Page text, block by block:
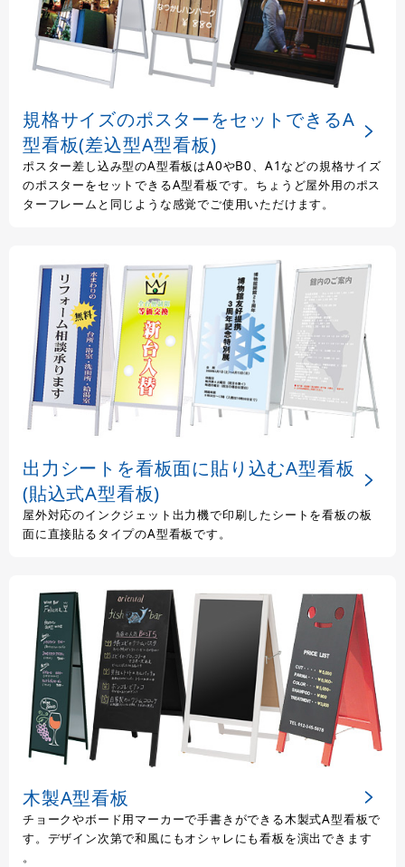
規格サイズのポスターをセットできるA
型看板(差込型A型看板)
ポスター差し込み型のA型看板はA0やB0、A1などの規格サイズ
のポスターをセットできるA型看板です。ちょうど屋外用のポス
ターフレームと同じような感覚でご使用いただけます。
出力シートを看板面に貼り込むA型看板
(貼込式A型看板)
屋外対応のインクジェット出力機で印刷したシートを看板の板
面に直接貼るタイプのA型看板です。
木製A型看板
チョークやボード用マーカーで手書きができる木製式A型看板で
す。デザイン次第で和風にもオシャレにも看板を演出できます
。